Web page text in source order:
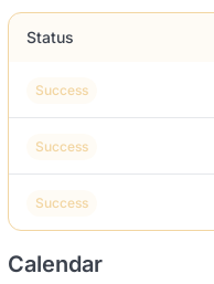
Status
Success
Success
Success
Calendar